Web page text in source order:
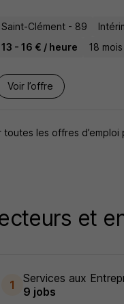
Saint-Clément - 89
13 - 16 € / heure
18 mois
Voir l’offre
toutes les offres d’emploi
et
1
Services aux
9 jobs